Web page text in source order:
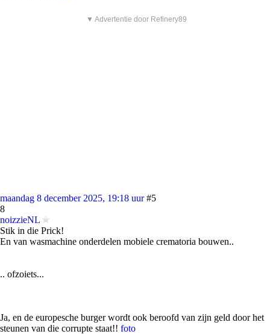
▼ Advertentie door Refinery89
maandag 8 december 2025, 19:18 uur #5
8
noizzieNL
Stik in die Prick!
En van wasmachine onderdelen mobiele crematoria bouwen..
.. ofzoiets...
Ja, en de europesche burger wordt ook beroofd van zijn geld door het
steunen van die corrupte staat!! foto